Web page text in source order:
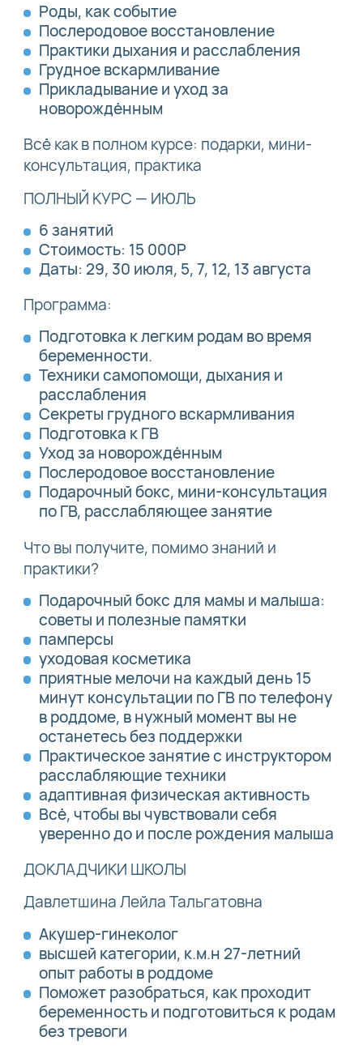
Роды, как событие
Послеродовое восстановление
Практики дыхания и расслабления
Грудное вскармливание
Прикладывание и уход за
новорождённым
Всё как в полном курсе: подарки, мини-
консультация, практика
ПОЛНЫЙ КУРС — ИЮЛЬ
6 занятий
Стоимость: 15 000Р
Даты: 29, 30 июля, 5, 7, 12, 13 августа
Программа:
Подготовка к легким родам во время
беременности.
Техники самопомощи, дыхания и
расслабления
Секреты грудного вскармливания
Подготовка к ГВ
Уход за новорождённым
Послеродовое восстановление
Подарочный бокс, мини-консультация
по ГВ, расслабляющее занятие
Что вы получите, помимо знаний и
практики?
Подарочный бокс для мамы и малыша:
советы и полезные памятки
памперсы
уходовая косметика
приятные мелочи на каждый день 15
минут консультации по ГВ по телефону
в роддоме, в нужный момент вы не
останетесь без поддержки
Практическое занятие с инструктором
расслабляющие техники
адаптивная физическая активность
Всё, чтобы вы чувствовали себя
уверенно до и после рождения малыша
ДОКЛАДЧИКИ ШКОЛЫ
Давлетшина Лейла Тальгатовна
Акушер-гинеколог
высшей категории, к.м.н 27-летний
опыт работы в роддоме
Поможет разобраться, как проходит
беременность и подготовиться к родам
без тревоги